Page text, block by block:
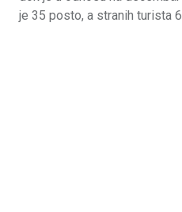
je 35 posto, a stranih turista